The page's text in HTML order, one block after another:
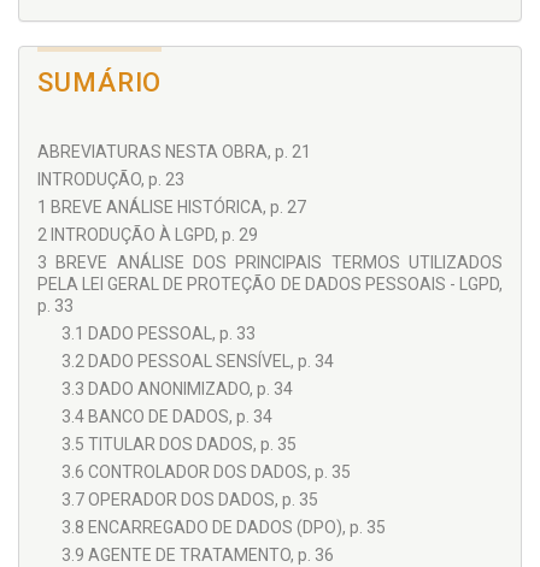
SUMÁRIO
ABREVIATURAS NESTA OBRA, p. 21
INTRODUÇÃO, p. 23
1 BREVE ANÁLISE HISTÓRICA, p. 27
2 INTRODUÇÃO À LGPD, p. 29
3 BREVE ANÁLISE DOS PRINCIPAIS TERMOS UTILIZADOS
PELA LEI GERAL DE PROTEÇÃO DE DADOS PESSOAIS - LGPD,
p. 33
3.1 DADO PESSOAL, p. 33
3.2 DADO PESSOAL SENSÍVEL, p. 34
3.3 DADO ANONIMIZADO, p. 34
3.4 BANCO DE DADOS, p. 34
3.5 TITULAR DOS DADOS, p. 35
3.6 CONTROLADOR DOS DADOS, p. 35
3.7 OPERADOR DOS DADOS, p. 35
3.8 ENCARREGADO DE DADOS (DPO), p. 35
3.9 AGENTE DE TRATAMENTO, p. 36